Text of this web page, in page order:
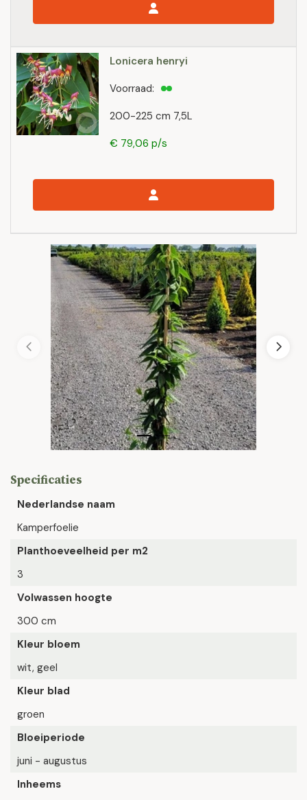
Lonicera henryi
200-225 cm 7,5L
Voorraad:
€ 79,06 p/s
Specificaties
Nederlandse naam
Kamperfoelie
Planthoeveelheid per m2
3
Volwassen hoogte
300 cm
Kleur bloem
wit, geel
Kleur blad
groen
Bloeiperiode
juni - augustus
Inheems